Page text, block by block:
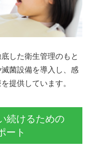
した衛生管理のもと
菌設備を導入し、感
提供しています。
続けるための
ート